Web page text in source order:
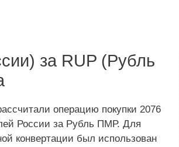
за RUP (Рубль
операцию покупки 2076
России за Рубль ПМР. Для
конвертации был использован